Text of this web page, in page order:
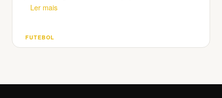
Ler mais
Categorias
FUTEBOL